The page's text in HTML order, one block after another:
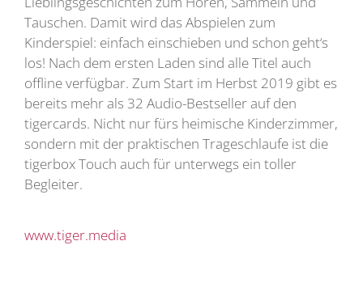
Tauschen. Damit wird das Abspielen zum
Kinderspiel: einfach einschieben und schon geht‘s
los! Nach dem ersten Laden sind alle Titel auch
offline verfügbar. Zum Start im Herbst 2019 gibt es
bereits mehr als 32 Audio-Bestseller auf den
tigercards. Nicht nur fürs heimische Kinderzimmer,
sondern mit der praktischen Trageschlaufe ist die
tigerbox Touch auch für unterwegs ein toller
Begleiter.
www.tiger.media